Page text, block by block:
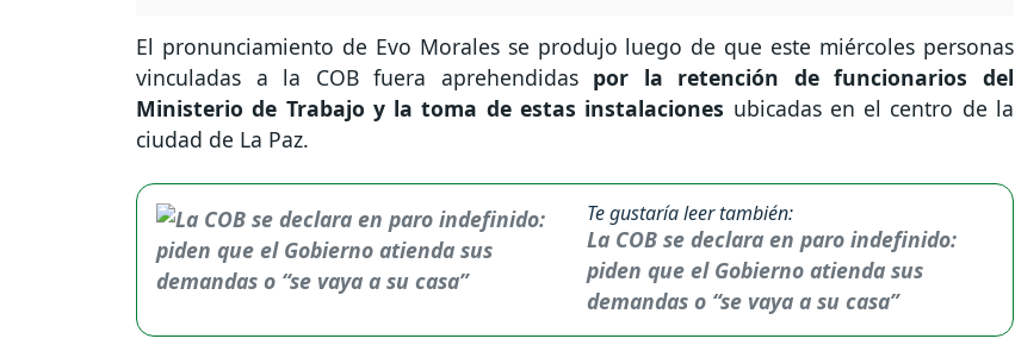
El pronunciamiento de Evo Morales se produjo luego de que este miércoles personas
vinculadas a la COB fuera aprehendidas por la retención de funcionarios del
Ministerio de Trabajo y la toma de estas instalaciones ubicadas en el centro de la
ciudad de La Paz.
Te gustaría leer también:
La COB se declara en paro indefinido:
piden que el Gobierno atienda sus
demandas o “se vaya a su casa”